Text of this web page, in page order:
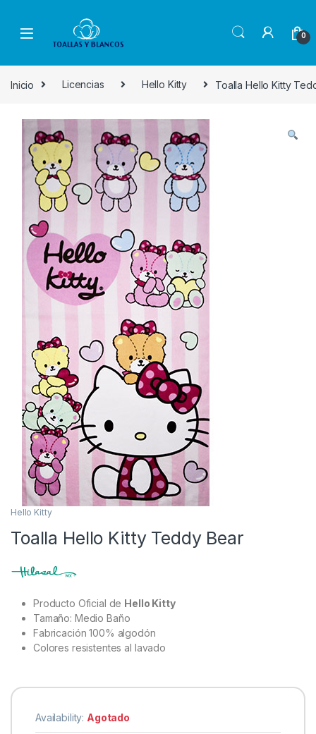
0
Inicio Licencias Hello Kitty Toalla Hello Kitty
Hello Kitty
Toalla Hello Kitty Teddy Bear
Producto Oficial de Hello Kitty
Tamaño: Medio Baño
Fabricación 100% algodón
Colores resistentes al lavado
Availability: Agotado